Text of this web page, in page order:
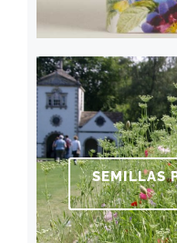
SEMILLAS